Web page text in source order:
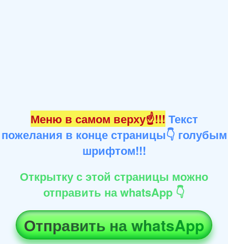
Меню в самом верху☝!!! Текст
пожелания в конце страницы👇 голубым
шрифтом!!!
Открытку с этой страницы можно
отправить на whatsApp 👇
Отправить на whatsApp